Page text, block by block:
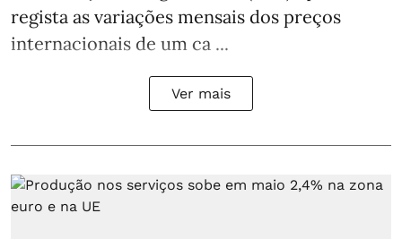
regista as variações mensais dos preços
internacionais de um ca ...
Ver mais